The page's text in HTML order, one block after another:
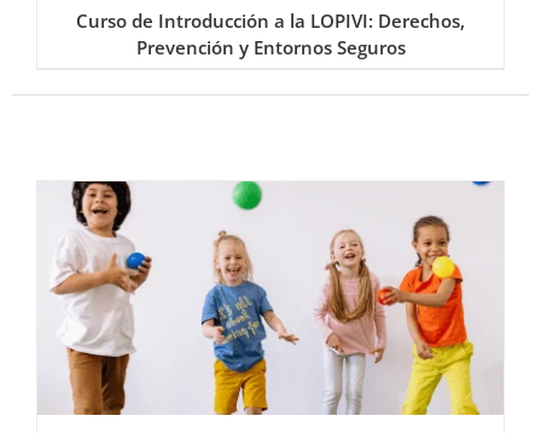
Curso de Introducción a la LOPIVI: Derechos,
Prevención y Entornos Seguros